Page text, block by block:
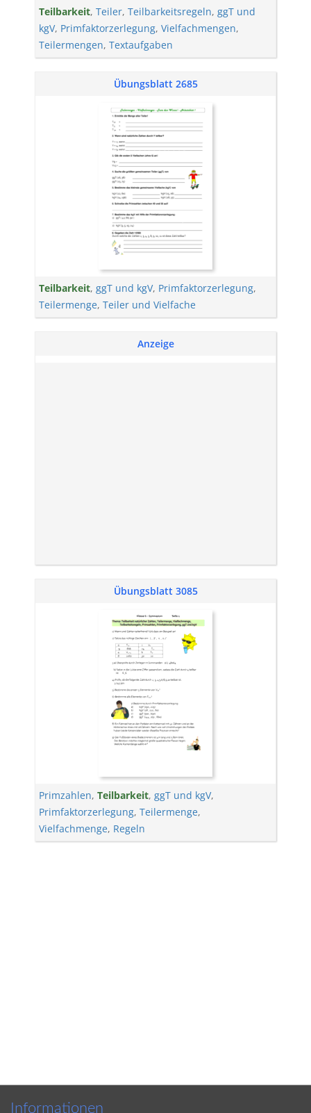
Teilbarkeit, Teiler, Teilbarkeitsregeln, ggT und
kgV, Primfaktorzerlegung, Vielfachmengen,
Teilermengen, Textaufgaben
Übungsblatt 2685
Teilbarkeit, ggT und kgV, Primfaktorzerlegung,
Teilermenge, Teiler und Vielfache
Anzeige
Übungsblatt 3085
Primzahlen, Teilbarkeit, ggT und kgV,
Primfaktorzerlegung, Teilermenge,
Vielfachmenge, Regeln
Informationen